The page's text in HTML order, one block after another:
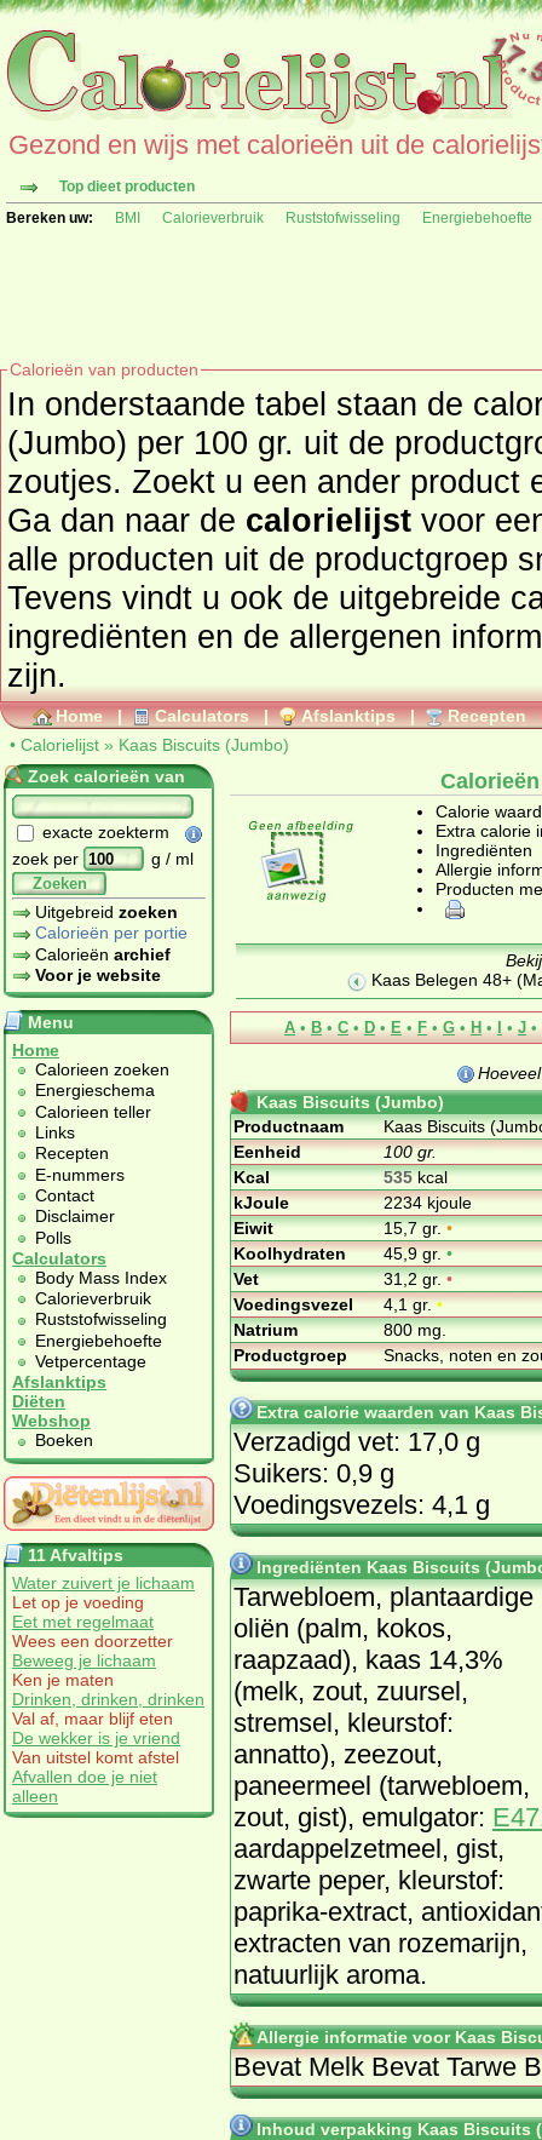
Gezond en wijs met calorieën uit de
Top dieet producten
Bereken uw:
BMI Calorieverbruik Ruststofwisseling Energiebehoefte
Calorieën van producten
In onderstaande tabel staan de
(Jumbo) per 100 gr. uit de
zoutjes. Zoekt u een ander product en de calorieën daarvan?
Ga dan naar de calorielijst voor een
alle producten uit de productgroep
Tevens vindt u ook de uitgebreide
ingrediënten en de allergenen
zijn.
Home | Calculators | Afslanktips | Recepten
• Calorielijst » Kaas Biscuits (Jumbo)
Zoek calorieën van
exacte zoekterm
zoek per
g / ml
Zoeken
Uitgebreid zoeken
Calorieën per portie
Calorieën archief
Voor je website
Menu
Home
Calorieen zoeken
Energieschema
Calorieen teller
Links
Recepten
E-nummers
Contact
Disclaimer
Polls
Calculators
Body Mass Index
Calorieverbruik
Ruststofwisseling
Energiebehoefte
Vetpercentage
Afslanktips
Diëten
Webshop
Boeken
11 Afvaltips
Water zuivert je lichaam
Let op je voeding
Eet met regelmaat
Wees een doorzetter
Beweeg je lichaam
Ken je maten
Drinken, drinken, drinken
Val af, maar blijf eten
De wekker is je vriend
Van uitstel komt afstel
Afvallen doe je niet
alleen
Calorie
Extra calorie
Ingrediënten
Allergie
Producten
Kaas Belegen 48+
A • B • C • D • E • F • G • H • I • J •
Kaas Biscuits (Jumbo)
Productnaam
Kaas Biscuits
Eenheid
100 gr.
Kcal
535kcal
kJoule
2234 kjoule
Eiwit
15,7 gr.•
Koolhydraten
45,9 gr.•
Vet
31,2 gr.•
Voedingsvezel
4,1 gr.•
Natrium
800 mg.
Productgroep
Snacks, noten en
Extra calorie waarden van Kaas
Verzadigd vet: 17,0 g
Suikers: 0,9 g
Voedingsvezels: 4,1 g
Ingrediënten Kaas Biscuits
Tarwebloem, plantaardige
oliën (palm, kokos,
raapzaad), kaas 14,3%
(melk, zout, zuursel,
stremsel, kleurstof:
annatto), zeezout,
paneermeel (tarwebloem,
zout, gist), emulgator:
aardappelzetmeel, gist,
zwarte peper, kleurstof:
paprika-extract,
extracten van rozemarijn,
natuurlijk aroma.
Allergie informatie voor Kaas
Bevat Melk Bevat Tarwe
Inhoud verpakking Kaas Biscuits